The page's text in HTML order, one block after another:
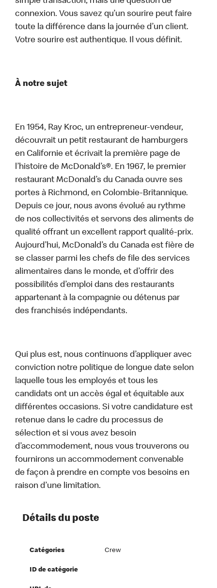
connexion. Vous savez qu’un sourire peut faire
toute la différence dans la journée d’un client.
Votre sourire est authentique. Il vous définit.
À notre sujet
En 1954, Ray Kroc, un entrepreneur-vendeur,
découvrait un petit restaurant de hamburgers
en Californie et écrivait la première page de
l’histoire de McDonald’s®. En 1967, le premier
restaurant McDonald’s du Canada ouvre ses
portes à Richmond, en Colombie-Britannique.
Depuis ce jour, nous avons évolué au rythme
de nos collectivités et servons des aliments de
qualité offrant un excellent rapport qualité-prix.
Aujourd’hui, McDonald’s du Canada est fière de
se classer parmi les chefs de file des services
alimentaires dans le monde, et d’offrir des
possibilités d’emploi dans des restaurants
appartenant à la compagnie ou détenus par
des franchisés indépendants.
Qui plus est, nous continuons d’appliquer avec
conviction notre politique de longue date selon
laquelle tous les employés et tous les
candidats ont un accès égal et équitable aux
différentes occasions. Si votre candidature est
retenue dans le cadre du processus de
sélection et si vous avez besoin
d’accommodement, nous vous trouverons ou
fournirons un accommodement convenable
de façon à prendre en compte vos besoins en
raison d’une limitation.
Détails du poste
Catégories Crew
ID de catégorie